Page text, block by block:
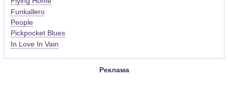
Funkallero
People
Pickpocket Blues
In Love In Vain
Реклама